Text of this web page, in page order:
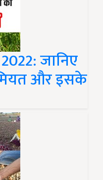
जानिए
और इसके